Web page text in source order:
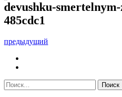
devushku-
485cdc1
предыдущий